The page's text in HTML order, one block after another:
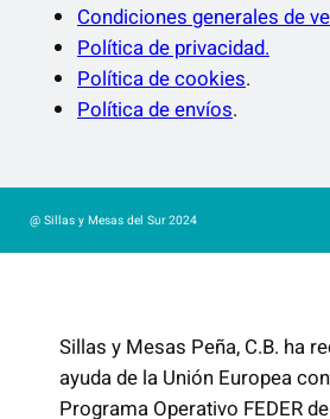
Condiciones generales de
Política de privacidad.
Política de cookies.
Política de envíos.
@ Sillas y Mesas del Sur 2024
Sillas y Mesas Peña, C.B. ha
ayuda de la Unión Europea
Programa Operativo FEDER